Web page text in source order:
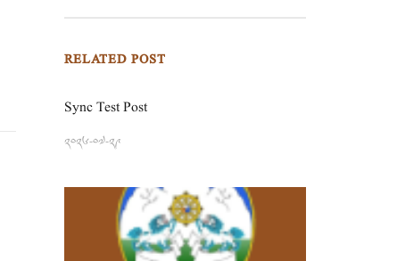
RELATED POST
Sync Test Post
༢༠༢༦-༠༧-༢༩